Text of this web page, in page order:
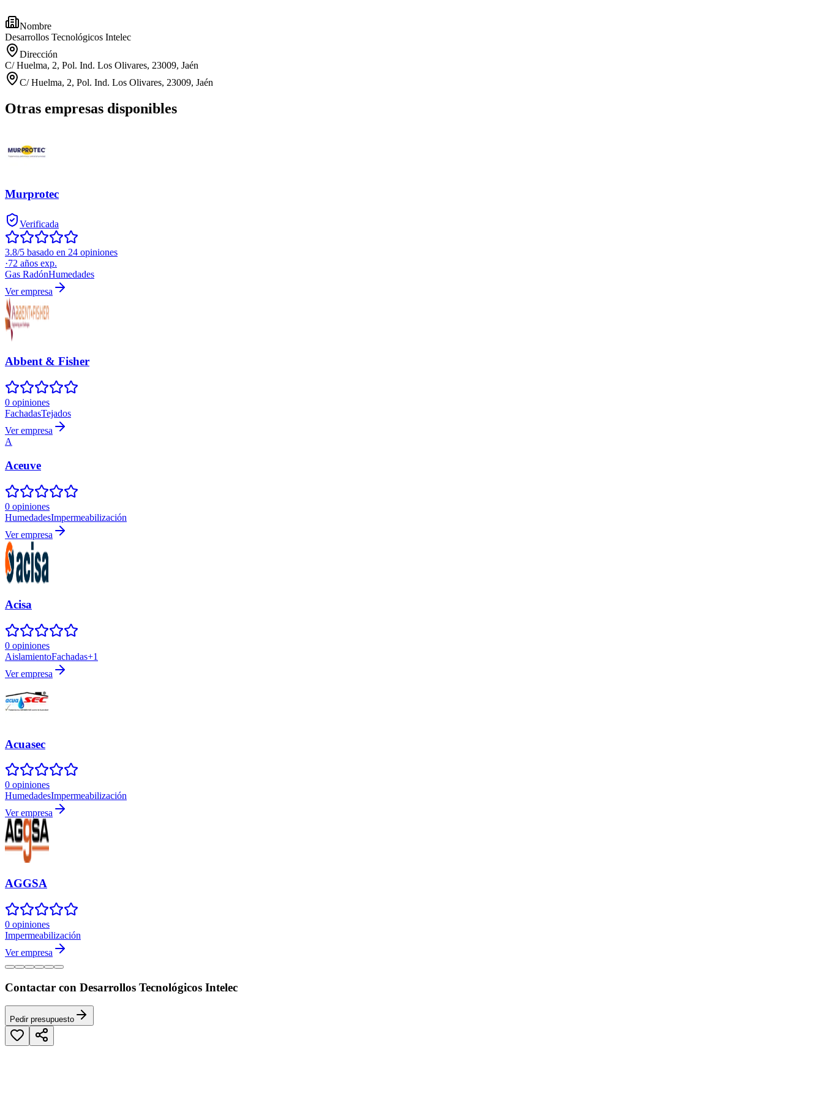
Nombre
Desarrollos Tecnológicos Intelec
Dirección
C/ Huelma, 2, Pol. Ind. Los Olivares, 23009, Jaén
C/ Huelma, 2, Pol. Ind. Los Olivares, 23009, Jaén
Otras empresas disponibles
Murprotec
Verificada
3.8/5 basado en 24 opiniones
·72 años exp.
Gas RadónHumedades
Ver empresa
Abbent & Fisher
0 opiniones
FachadasTejados
Ver empresa
A
Aceuve
0 opiniones
HumedadesImpermeabilización
Ver empresa
Acisa
0 opiniones
AislamientoFachadas+1
Ver empresa
Acuasec
0 opiniones
HumedadesImpermeabilización
Ver empresa
AGGSA
0 opiniones
Impermeabilización
Ver empresa
Contactar con Desarrollos Tecnológicos Intelec
Pedir presupuesto